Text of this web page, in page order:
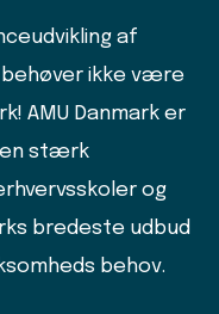
af
ikke være
AMU Danmark er
en stærk
og
bredeste udbud
behov.